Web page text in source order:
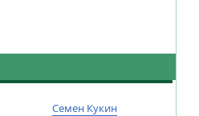
Семен Кукин